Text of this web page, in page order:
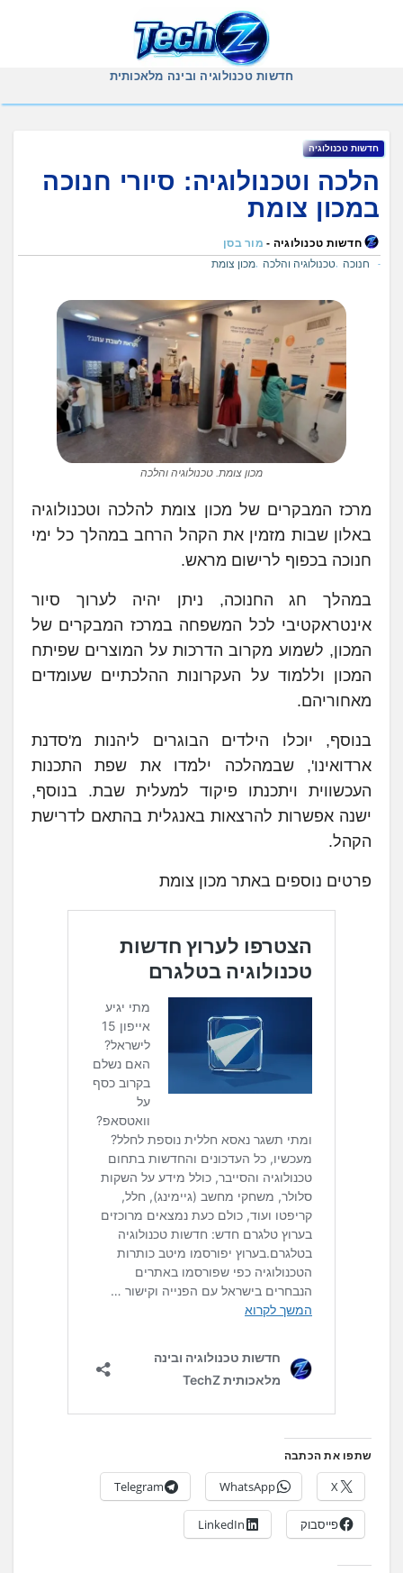
חדשות טכנולוגיה ובינה מלאכותית
חדשות טכנולוגיה
הלכה וטכנולוגיה: סיורי חנוכה
במכון צומת
חדשות טכנולוגיה - מור בסן
חנוכה
טכנולוגיה והלכה מכון צומת
מכון צומת. טכנולוגיה והלכה
מרכז המבקרים של מכון צומת להלכה וטכנולוגיה
באלון שבות מזמין את הקהל הרחב במהלך כל ימי
חנוכה בכפוף לרישום מראש.
במהלך חג החנוכה, ניתן יהיה לערוך סיור
אינטראקטיבי לכל המשפחה במרכז המבקרים של
המכון, לשמוע מקרוב הדרכות על המוצרים שפיתח
המכון וללמוד על העקרונות ההלכתיים שעומדים
מאחוריהם.
בנוסף, יוכלו הילדים הבוגרים ליהנות מ'סדנת
ארדואינו', שבמהלכה ילמדו את שפת התכנות
העכשווית ויתכנתו פיקוד למעלית שבת. בנוסף,
ישנה אפשרות להרצאות באנגלית בהתאם לדרישת
הקהל.
פרטים נוספים באתר מכון צומת
שתפו את הכתבה
X
WhatsApp
Telegram
פייסבוק LinkedIn